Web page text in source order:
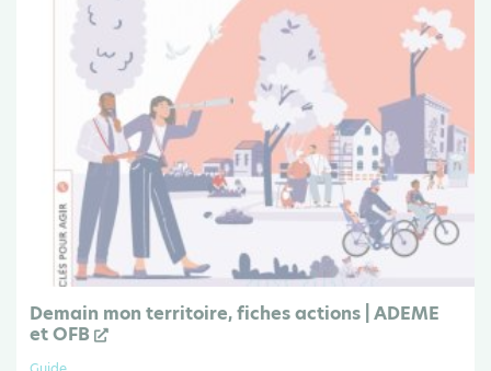
Demain mon territoire, fiches actions | ADEME
et OFB